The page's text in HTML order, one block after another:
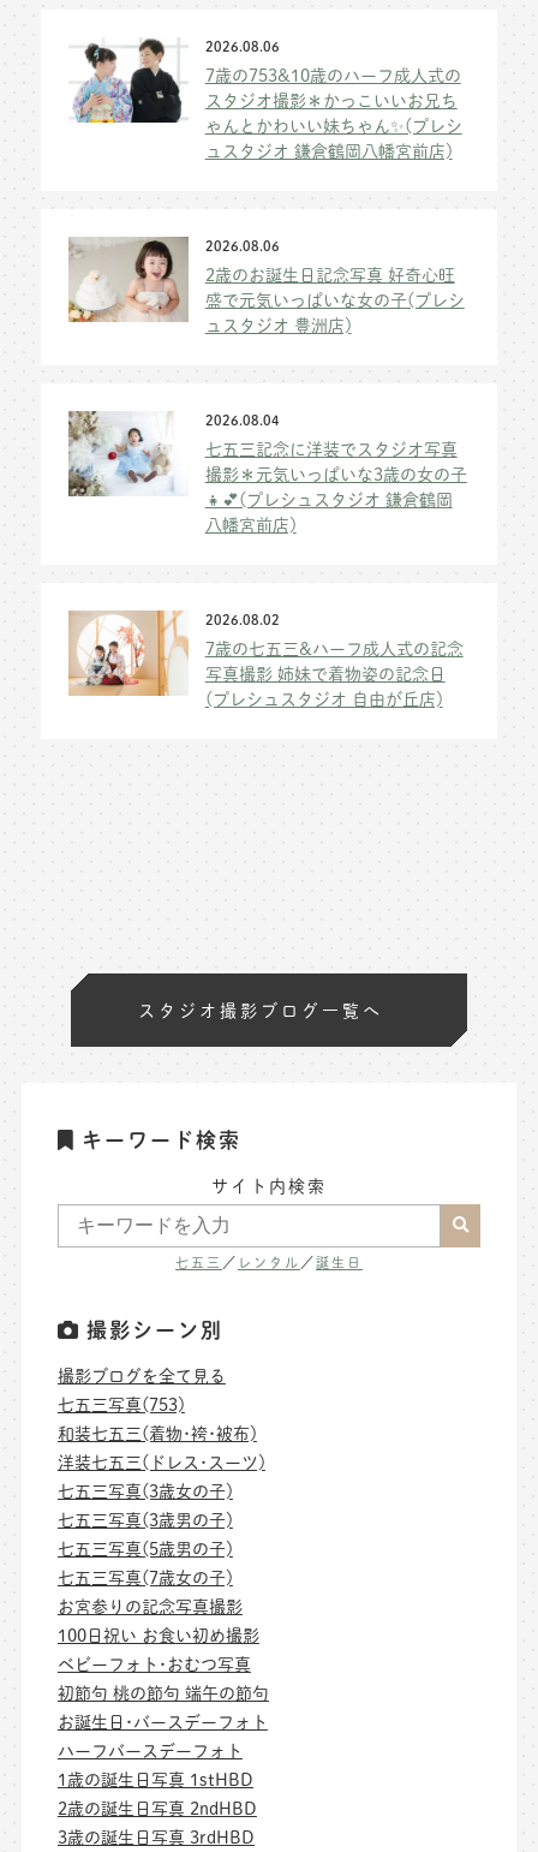
2026.08.06
7歳の753&10歳のハーフ成人式の
スタジオ撮影＊かっこいいお兄ち
ゃんとかわいい妹ちゃん✨(プレシ
ュスタジオ 鎌倉鶴岡八幡宮前店)
2026.08.06
2歳のお誕生日記念写真 好奇心旺
盛で元気いっぱいな女の子(プレシ
ュスタジオ 豊洲店)
2026.08.04
七五三記念に洋装でスタジオ写真
撮影＊元気いっぱいな3歳の女の子
👧💕(プレシュスタジオ 鎌倉鶴岡
八幡宮前店)
2026.08.02
7歳の七五三&ハーフ成人式の記念
写真撮影 姉妹で着物姿の記念日
(プレシュスタジオ 自由が丘店)
スタジオ撮影ブログ一覧へ
キーワード検索
サイト内検索
七五三 ／ レンタル ／誕生日
撮影シーン別
撮影ブログを全て見る
七五三写真(753)
和装七五三(着物･袴･被布)
洋装七五三(ドレス･スーツ)
七五三写真(3歳女の子)
七五三写真(3歳男の子)
七五三写真(5歳男の子)
七五三写真(7歳女の子)
お宮参りの記念写真撮影
100日祝い お食い初め撮影
ベビーフォト･おむつ写真
初節句 桃の節句 端午の節句
お誕生日･バースデーフォト
ハーフバースデーフォト
1歳の誕生日写真 1stHBD
2歳の誕生日写真 2ndHBD
3歳の誕生日写真 3rdHBD